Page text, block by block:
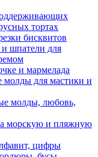
тортах
бисквитов
и шпатели для
и мармелада
молды для мастики и
молды, любовь,
морскую и пляжную
цифры